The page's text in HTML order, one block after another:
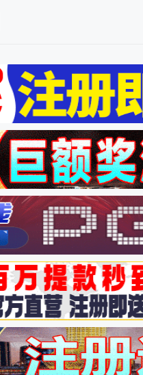
暂无